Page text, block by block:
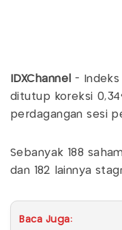
IDXChannel - Indeks
ditutup koreksi
perdagangan sesi
Sebanyak 188
dan 182 lainnya
Baca Juga: